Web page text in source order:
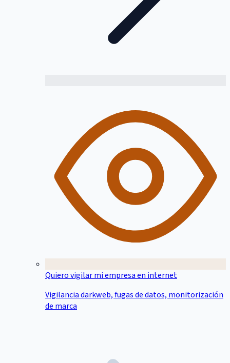
Quiero vigilar mi empresa en internet
Vigilancia darkweb, fugas de datos, monitorización
de marca